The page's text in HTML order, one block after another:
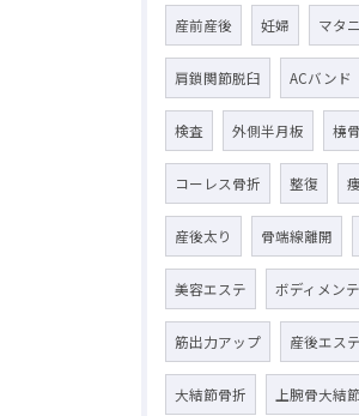
産前産後 妊婦 マタ
肩鎖関節脱臼 ACバンド
検査 外側半月板 橈
コーレス骨折 整復
産後太り 骨端線離開
美容エステ ボディメン
筋出力アップ 産後エステ
大結節骨折 上腕骨大結